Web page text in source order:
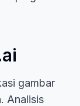
gambar
Analisis